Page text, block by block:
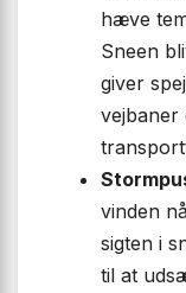
hæve
Sneen
giver
vejbaner
vinden
sigten i
til at